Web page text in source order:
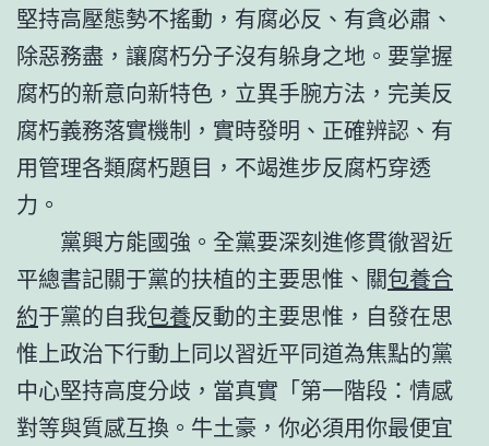
堅持高壓態勢不搖動，有腐必反、有貪必肅、
除惡務盡，讓腐朽分子沒有躲身之地。要掌握
腐朽的新意向新特色，立異手腕方法，完美反
腐朽義務落實機制，實時發明、正確辨認、有
用管理各類腐朽題目，不竭進步反腐朽穿透
力。
黨興方能國強。全黨要深刻進修貫徹習近
平總書記關于黨的扶植的主要思惟、關包養合
約于黨的自我包養反動的主要思惟，自發在思
惟上政治下行動上同以習近平同道為焦點的黨
中心堅持高度分歧，當真實「第一階段：情感
對等與質感互換。牛土豪，你必須用你最便宜